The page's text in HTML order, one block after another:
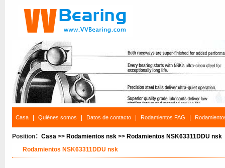
Casa Quiénes somos Datos de contacto Rodamientos FAG
Position： Casa >> Rodamientos nsk >> Rodamientos NSK63311DDU nsk
Rodamientos NSK63311DDU nsk